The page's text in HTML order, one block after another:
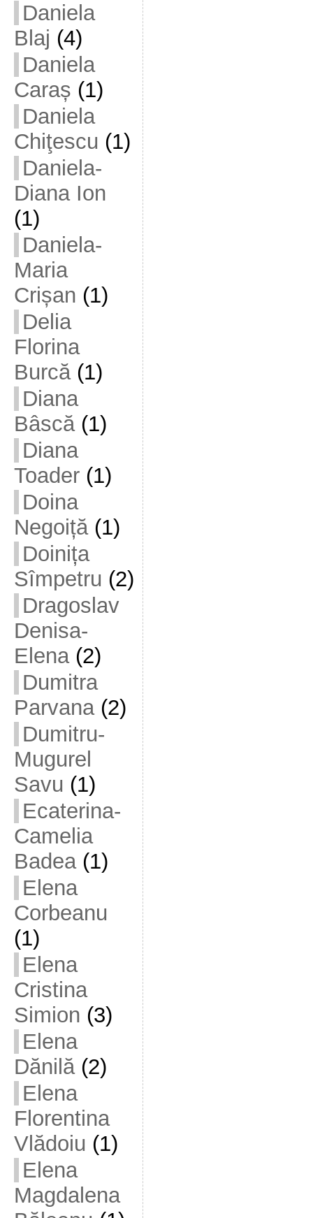
Daniela
Blaj (4)
Daniela
Caraș (1)
Daniela
Chiţescu (1)
Daniela-
Diana Ion
(1)
Daniela-
Maria
Crișan (1)
Delia
Florina
Burcă(1)
Diana
Bâscă(1)
Diana
Toader(1)
Doina
Negoiță(1)
Doinița
Sîmpetru (2)
Dragoslav
Denisa-
Elena(2)
Dumitra
Parvana(2)
Dumitru-
Mugurel
Savu (1)
Ecaterina-
Camelia
Badea(1)
Elena
Corbeanu
(1)
Elena
Cristina
Simion (3)
Elena
Dănilă(2)
Elena
Florentina
Vlădoiu (1)
Elena
Magdalena